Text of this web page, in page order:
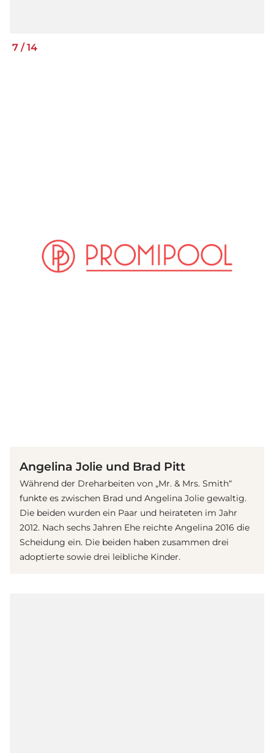
7 / 14
Angelina Jolie und Brad Pitt
Während der Dreharbeiten von „Mr. & Mrs. Smith“
funkte es zwischen Brad und Angelina Jolie gewaltig.
Die beiden wurden ein Paar und heirateten im Jahr
2012. Nach sechs Jahren Ehe reichte Angelina 2016 die
Scheidung ein. Die beiden haben zusammen drei
adoptierte sowie drei leibliche Kinder.